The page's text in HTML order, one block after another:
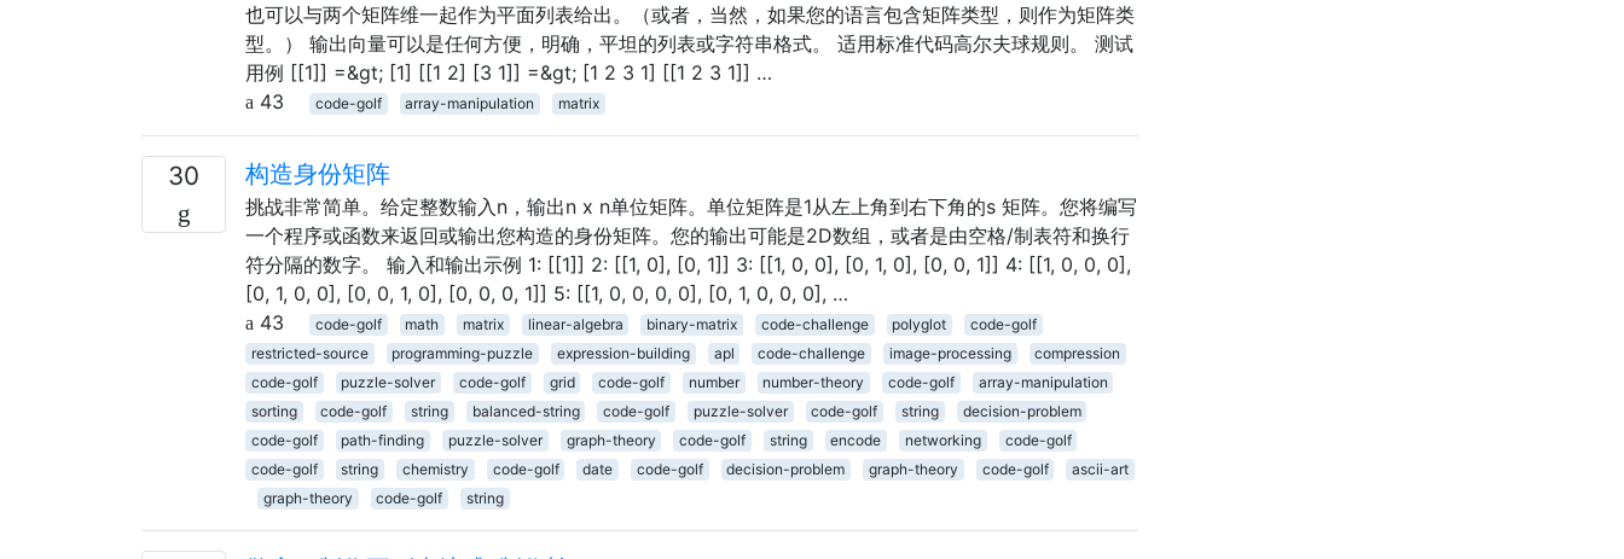
也可以与两个矩阵维一起作为平面列表给出。（或者，当然，如果您的语言包含矩阵类型，则作为矩阵类
型。） 输出向量可以是任何方便，明确，平坦的列表或字符串格式。 适用标准代码高尔夫球规则。 测试
用例 [[1]] =&gt; [1] [[1 2] [3 1]] =&gt; [1 2 3 1] [[1 2 3 1]] …
43
code-golf array-manipulation matrix
30 构造身份矩阵
挑战非常简单。给定整数输入n，输出n x n单位矩阵。单位矩阵是1从左上角到右下角的s 矩阵。您将编写
一个程序或函数来返回或输出您构造的身份矩阵。您的输出可能是2D数组，或者是由空格/制表符和换行
符分隔的数字。 输入和输出示例 1: [[1]] 2: [[1, 0], [0, 1]] 3: [[1, 0, 0], [0, 1, 0], [0, 0, 1]] 4: [[1, 0, 0, 0],
[0, 1, 0, 0], [0, 0, 1, 0], [0, 0, 0, 1]] 5: [[1, 0, 0, 0, 0], [0, 1, 0, 0, 0], …
43
code-golf math matrix linear-algebra binary-matrix code-challenge polyglot
code-golf
restricted-source
programming-puzzle expression-building apl code-challenge image-processing
compression
code-golf
puzzle-solver code-golf grid code-golf number number-theory code-golf
array-manipulation
sorting
code-golf string balanced-string code-golf puzzle-solver code-golf string
decision-problem
code-golf
path-finding puzzle-solver graph-theory code-golf string encode networking
code-golf
code-golf
string chemistry code-golf date code-golf decision-problem graph-theory code-golf
ascii-art
graph-theory
code-golf string